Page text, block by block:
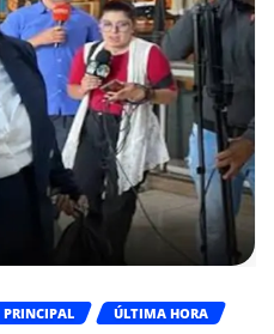
PRINCIPAL ÚLTIMA HORA